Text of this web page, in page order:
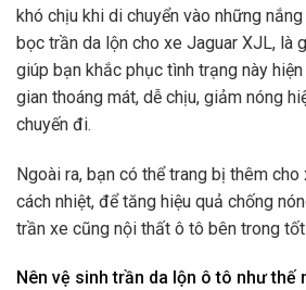
khó chịu khi di chuyển vào những
bọc trần da lộn cho xe Jaguar XJL, là
giúp bạn khắc phục tình trạng này
gian thoáng mát, dễ chịu, giảm nóng
chuyến đi.
Ngoài ra, bạn có thể trang bị thêm
cách nhiệt, để tăng hiệu quả chống
trần xe cũng nội thất ô tô bên trong tốt
Nên vệ sinh trần da lộn ô tô như thế